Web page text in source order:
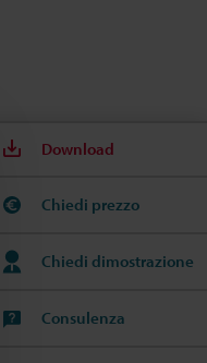
Download
Chiedi prezzo
Chiedi dimostrazione
Consulenza